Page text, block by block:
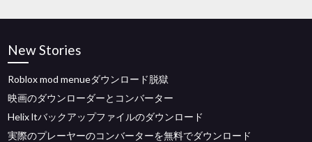
New Stories
Roblox mod menueダウンロード脱獄
映画のダウンローダーとコンバーター
Helix ltバックアップファイルのダウンロード
実際のプレーヤーのコンバーターを無料でダウンロード